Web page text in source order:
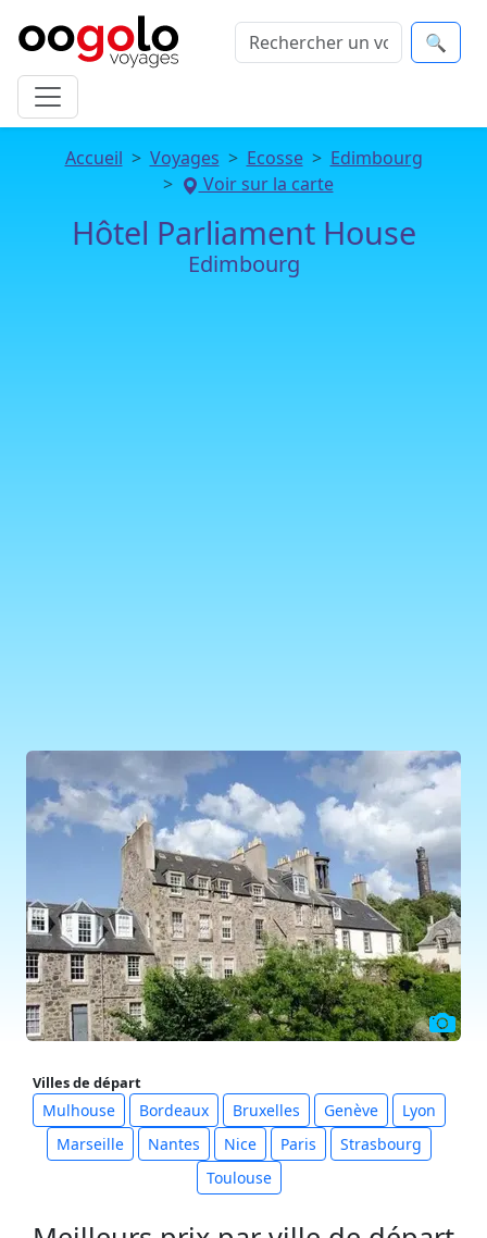
🔍
Accueil Voyages Ecosse
Edimbourg
Voir sur la carte
Hôtel Parliament House
Edimbourg
Villes de départ
Mulhouse Bordeaux Bruxelles Genève
Lyon
Marseille
Nantes Nice Paris
Strasbourg
Toulouse